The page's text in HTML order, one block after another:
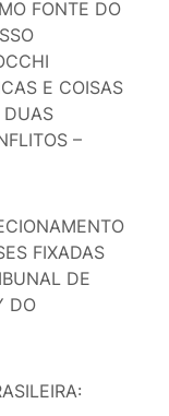
FONTE DO
E COISAS
DUAS
–
FIXADAS
DE
DO